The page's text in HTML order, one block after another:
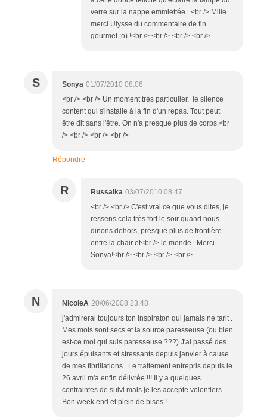
verre sur la nappe emmiettée...<br /> Mille
merci Ulysse du commentaire de fin
gourmet ;o) !<br /> <br /> <br /> <br />
S Sonya 01/07/2010 08:06
<br /> <br /> Un moment très particulier, le silence
content qui s'installe à la fin d'un repas. Tout peut
être dit sans l'être. On n'a presque plus de corps.<br
/> <br /> <br /> <br />
Répondre
R Russalka 03/07/2010 08:47
<br /> <br /> C'est vrai ce que vous dites, je
ressens cela très fort le soir quand nous
dinons dehors, presque plus de frontière
entre la chair et<br /> le monde...Merci
Sonya!<br /> <br /> <br /> <br />
N NicoleA 20/06/2008 23:48
j'admirerai toujours ton inspiraton qui jamais ne tarit .
Mes mots sont secs et la source paresseuse (ou bien
est-ce moi qui suis paresseuse ???) J'ai passé des
jours épuisants et stressants depuis janvier à cause
de mes fibrillations . Le traitement entrepris depuis le
26 avril m'a enfin délivrée !!! Il y a quelques
contraintes de suivi mais je les accepte volontiers .
Bon week end et plein de bises !